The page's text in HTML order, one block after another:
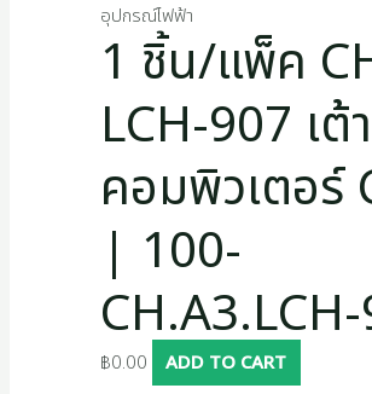
อุปกรณ์ไฟฟ้า
1 ชิ้น/แพ็ค
LCH-907 เต้
คอมพิวเตอร์
| 100-
฿0.00 ADD TO CART